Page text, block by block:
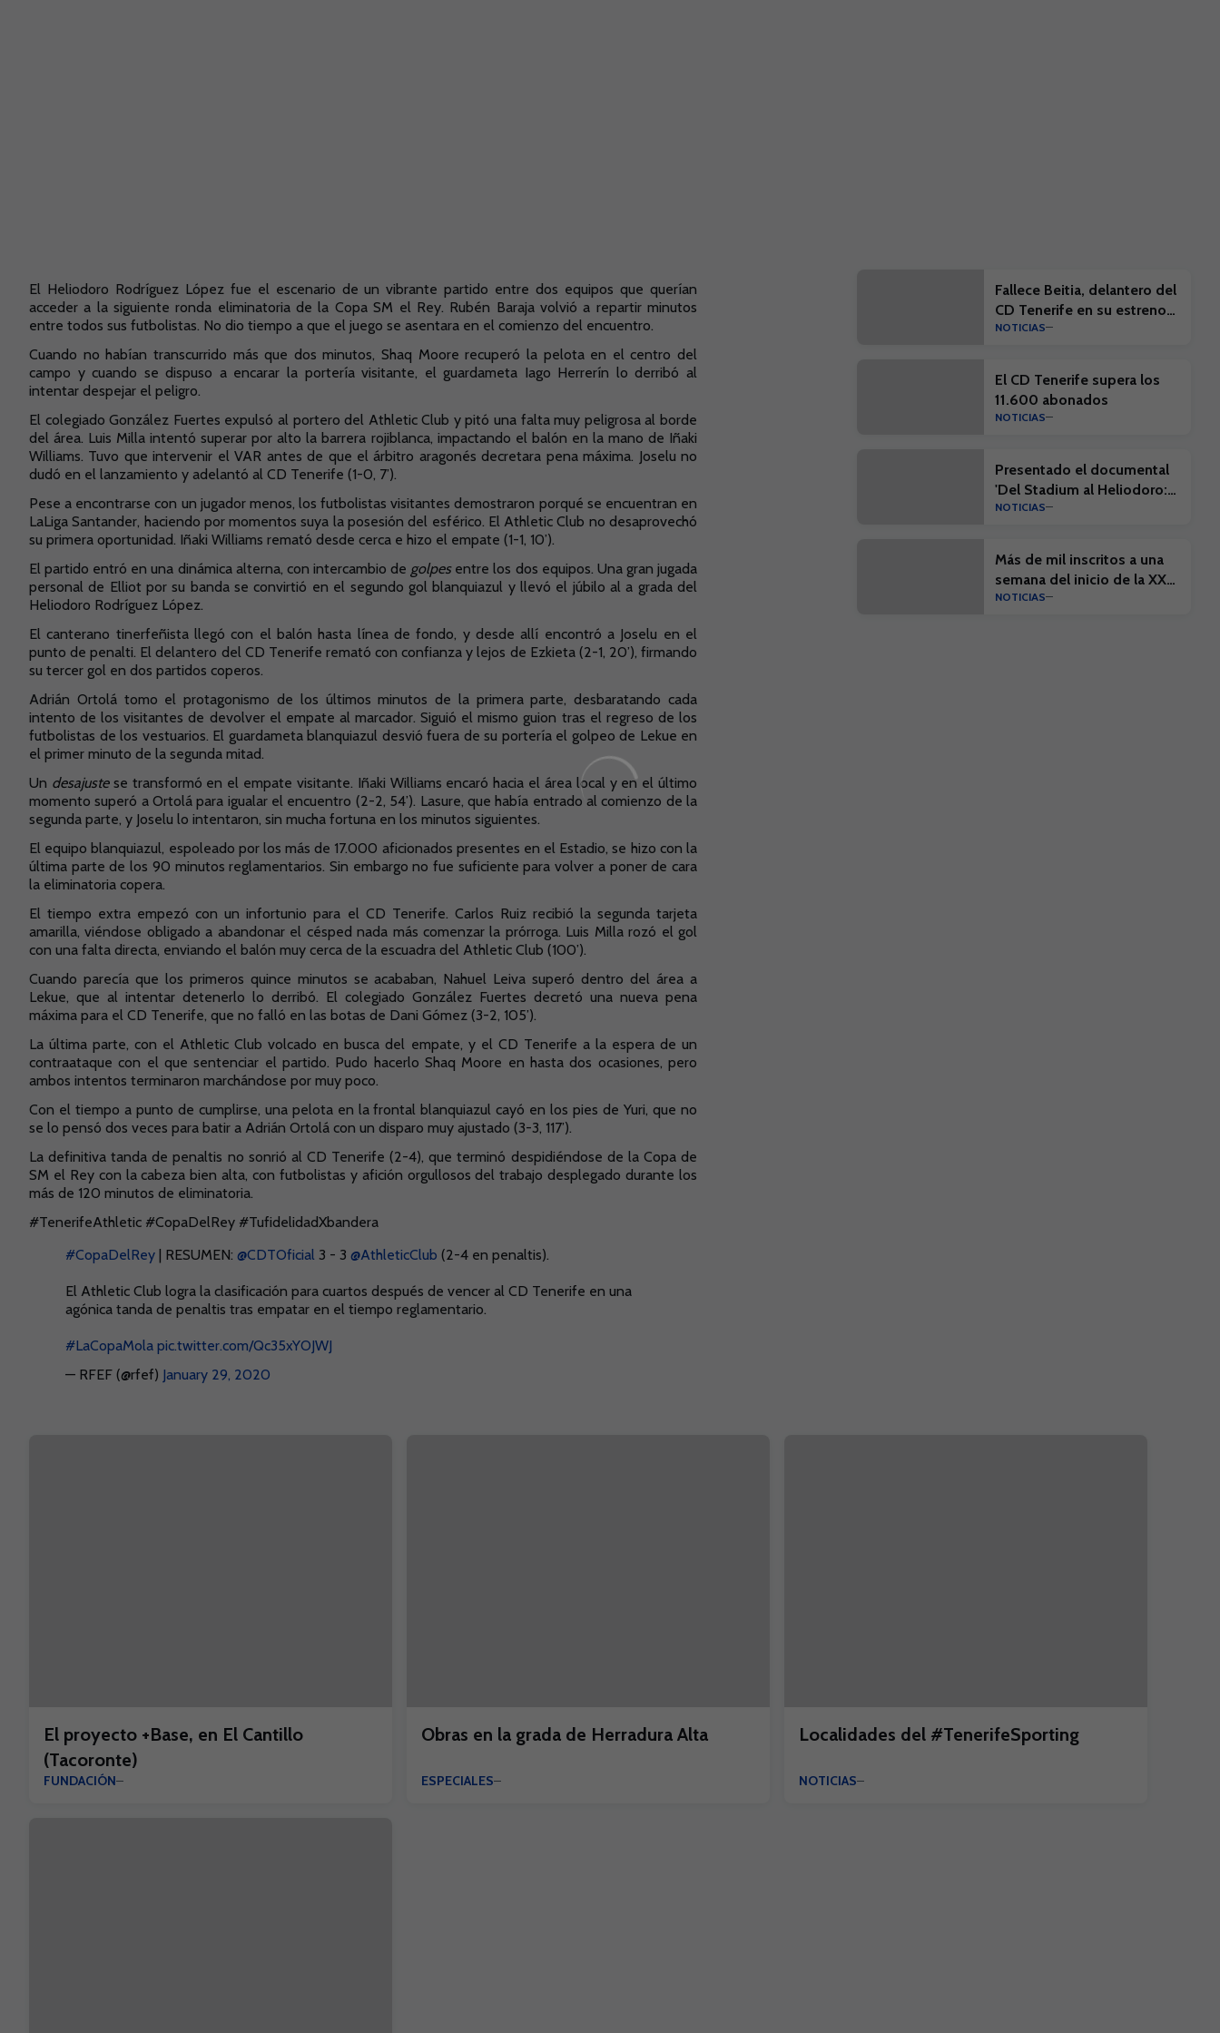
El Heliodoro Rodríguez López fue el escenario de un vibrante partido entre dos equipos que querían
acceder a la siguiente ronda eliminatoria de la Copa SM el Rey. Rubén Baraja volvió a repartir minutos
entre todos sus futbolistas. No dio tiempo a que el juego se asentara en el comienzo del encuentro.
Cuando no habían transcurrido más que dos minutos, Shaq Moore recuperó la pelota en el centro del
campo y cuando se dispuso a encarar la portería visitante, el guardameta Iago Herrerín lo derribó al
intentar despejar el peligro.
El colegiado González Fuertes expulsó al portero del Athletic Club y pitó una falta muy peligrosa al borde
del área. Luis Milla intentó superar por alto la barrera rojiblanca, impactando el balón en la mano de Iñaki
Williams. Tuvo que intervenir el VAR antes de que el árbitro aragonés decretara pena máxima. Joselu no
dudó en el lanzamiento y adelantó al CD Tenerife (1-0, 7’).
Pese a encontrarse con un jugador menos, los futbolistas visitantes demostraron porqué se encuentran en
LaLiga Santander, haciendo por momentos suya la posesión del esférico. El Athletic Club no desaprovechó
su primera oportunidad. Iñaki Williams remató desde cerca e hizo el empate (1-1, 10’).
El partido entró en una dinámica alterna, con intercambio de golpesentre los dos equipos. Una gran jugada
personal de Elliot por su banda se convirtió en el segundo gol blanquiazul y llevó el júbilo al a grada del
Heliodoro Rodríguez López.
El canterano tinerfeñista llegó con el balón hasta línea de fondo, y desde allí encontró a Joselu en el
punto de penalti. El delantero del CD Tenerife remató con confianza y lejos de Ezkieta (2-1, 20’), firmando
su tercer gol en dos partidos coperos.
Adrián Ortolá tomo el protagonismo de los últimos minutos de la primera parte, desbaratando cada
intento de los visitantes de devolver el empate al marcador. Siguió el mismo guion tras el regreso de los
futbolistas de los vestuarios. El guardameta blanquiazul desvió fuera de su portería el golpeo de Lekue en
el primer minuto de la segunda mitad.
Un desajustese transformó en el empate visitante. Iñaki Williams encaró hacia el área local y en el último
momento superó a Ortolá para igualar el encuentro (2-2, 54’). Lasure, que había entrado al comienzo de la
segunda parte, y Joselu lo intentaron, sin mucha fortuna en los minutos siguientes.
El equipo blanquiazul, espoleado por los más de 17.000 aficionados presentes en el Estadio, se hizo con la
última parte de los 90 minutos reglamentarios. Sin embargo no fue suficiente para volver a poner de cara
la eliminatoria copera.
El tiempo extra empezó con un infortunio para el CD Tenerife. Carlos Ruiz recibió la segunda tarjeta
amarilla, viéndose obligado a abandonar el césped nada más comenzar la prórroga. Luis Milla rozó el gol
con una falta directa, enviando el balón muy cerca de la escuadra del Athletic Club (100’).
Cuando parecía que los primeros quince minutos se acababan, Nahuel Leiva superó dentro del área a
Lekue, que al intentar detenerlo lo derribó. El colegiado González Fuertes decretó una nueva pena
máxima para el CD Tenerife, que no falló en las botas de Dani Gómez (3-2, 105’).
La última parte, con el Athletic Club volcado en busca del empate, y el CD Tenerife a la espera de un
contraataque con el que sentenciar el partido. Pudo hacerlo Shaq Moore en hasta dos ocasiones, pero
ambos intentos terminaron marchándose por muy poco.
Con el tiempo a punto de cumplirse, una pelota en la frontal blanquiazul cayó en los pies de Yuri, que no
se lo pensó dos veces para batir a Adrián Ortolá con un disparo muy ajustado (3-3, 117’).
La definitiva tanda de penaltis no sonrió al CD Tenerife (2-4), que terminó despidiéndose de la Copa de
SM el Rey con la cabeza bien alta, con futbolistas y afición orgullosos del trabajo desplegado durante los
más de 120 minutos de eliminatoria.
#TenerifeAthletic #CopaDelRey #TufidelidadXbandera
#CopaDelRey | RESUMEN: @CDTOficial 3 - 3 @AthleticClub (2-4 en penaltis).
El Athletic Club logra la clasificación para cuartos después de vencer al CD Tenerife en una
agónica tanda de penaltis tras empatar en el tiempo reglamentario.
#LaCopaMola pic.twitter.com/Qc35xYOJWJ
— RFEF (@rfef) January 29, 2020
Fallece Beitia, delantero del
CD Tenerife en su estreno
en la élite
NOTICIAS
El CD Tenerife supera los
11.600 abonados
NOTICIAS
Presentado el documental
'Del Stadium al Heliodoro:
Cien años de historia'
NOTICIAS
Más de mil inscritos a una
semana del inicio de la XX
Edición del Campus Suma y
NOTICIAS
El proyecto +Base, en El Cantillo
(Tacoronte)
FUNDACIÓN
Obras en la grada de Herradura Alta
ESPECIALES
Localidades del #TenerifeSporting
NOTICIAS